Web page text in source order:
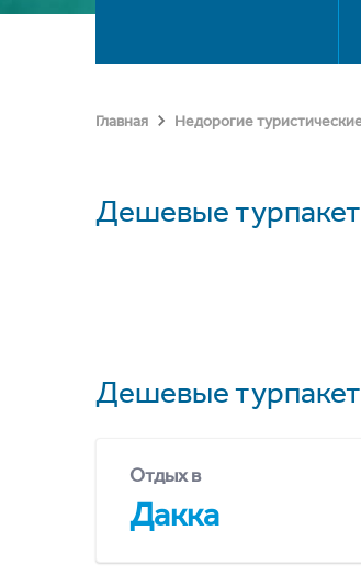
Главная Недорогие
Дешевые
Дешевые
Отдых в
Дакка